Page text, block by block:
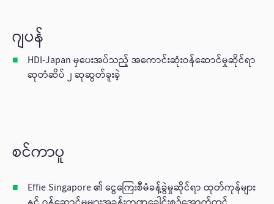
ဂျပန်
HDI-Japan မှပေးအပ်သည့် အကောင်းဆုံးဝန်ဆောင်မှုဆိုင်ရာ
ဆုတံဆိပ် ၂ ဆုဆွတ်ခူးခဲ့
စင်ကာပူ
Effie Singapore ၏ ငွေကြေးစီမံခန့်ခွဲမှုဆိုင်ရာ ထုတ်ကုန်များ